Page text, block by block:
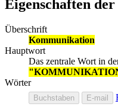
Eigenschaften
Überschrift
Kommunikation
Hauptwort
Das zentrale Wort in
Wörter
Buchstaben E-mail